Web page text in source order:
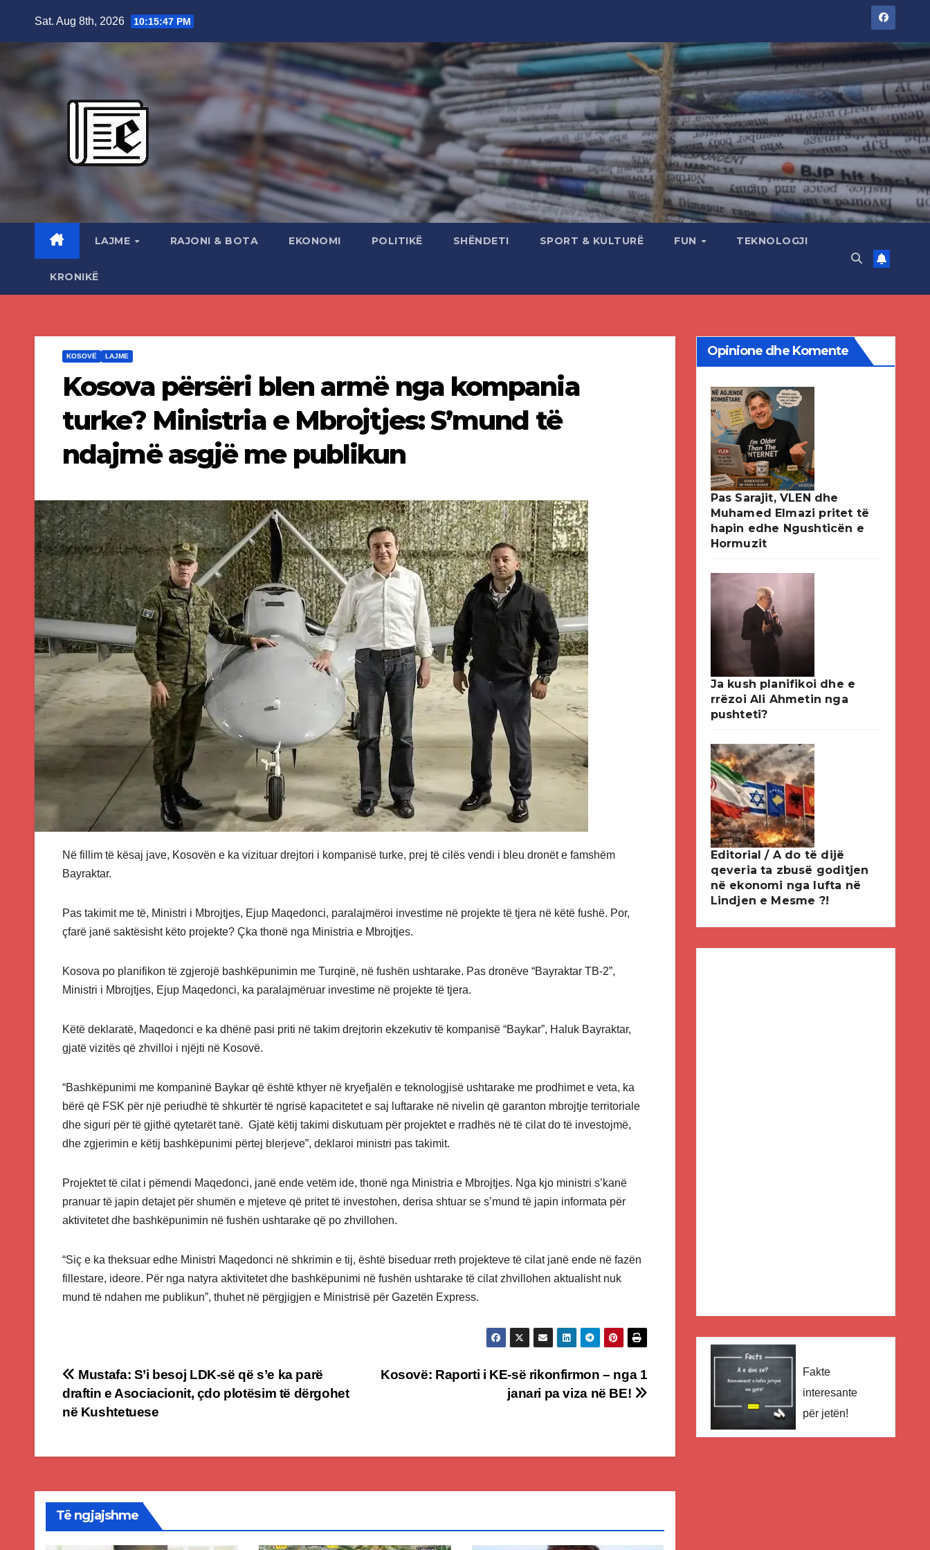
Sat. Aug 8th, 2026 10:15:48 PM
LAJME RAJONI & BOTA EKONOMI POLITIKË SHËNDETI SPORT & KULTURË FUN TEKNOLOGJI
KRONIKË
KOSOVË LAJME
Kosova përsëri blen armë nga kompania
turke? Ministria e Mbrojtjes: S’mund të
ndajmë asgjë me publikun
Në fillim të kësaj jave, Kosovën e ka vizituar drejtori i kompanisë turke, prej të cilës vendi i bleu dronët e famshëm
Bayraktar.
Pas takimit me të, Ministri i Mbrojtjes, Ejup Maqedonci, paralajmëroi investime në projekte të tjera në këtë fushë. Por,
çfarë janë saktësisht këto projekte? Çka thonë nga Ministria e Mbrojtjes.
Kosova po planifikon të zgjerojë bashkëpunimin me Turqinë, në fushën ushtarake. Pas dronëve “Bayraktar TB-2”,
Ministri i Mbrojtjes, Ejup Maqedonci, ka paralajmëruar investime në projekte të tjera.
Këtë deklaratë, Maqedonci e ka dhënë pasi priti në takim drejtorin ekzekutiv të kompanisë “Baykar”, Haluk Bayraktar,
gjatë vizitës që zhvilloi i njëjti në Kosovë.
“Bashkëpunimi me kompaninë Baykar që është kthyer në kryefjalën e teknologjisë ushtarake me prodhimet e veta, ka
bërë që FSK për një periudhë të shkurtër të ngrisë kapacitetet e saj luftarake në nivelin që garanton mbrojtje territoriale
dhe siguri për të gjithë qytetarët tanë. Gjatë këtij takimi diskutuam për projektet e rradhës në të cilat do të investojmë,
dhe zgjerimin e këtij bashkëpunimi përtej blerjeve”, deklaroi ministri pas takimit.
Projektet të cilat i pëmendi Maqedonci, janë ende vetëm ide, thonë nga Ministria e Mbrojtjes. Nga kjo ministri s’kanë
pranuar të japin detajet për shumën e mjeteve që pritet të investohen, derisa shtuar se s’mund të japin informata për
aktivitetet dhe bashkëpunimin në fushën ushtarake që po zhvillohen.
“Siç e ka theksuar edhe Ministri Maqedonci në shkrimin e tij, është biseduar rreth projekteve të cilat janë ende në fazën
fillestare, ideore. Për nga natyra aktivitetet dhe bashkëpunimi në fushën ushtarake të cilat zhvillohen aktualisht nuk
mund të ndahen me publikun”, thuhet në përgjigjen e Ministrisë për Gazetën Express.
Post
navigation
Kosovë: Raporti i KE-së rikonfirmon – nga 1
janari pa viza në BE!
Mustafa: S’i besoj LDK-së që s’e ka parë
draftin e Asociacionit, çdo plotësim të dërgohet
në Kushtetuese
Të ngjajshme
Opinione dhe Komente
Pas Sarajit, VLEN dhe
Muhamed Elmazi pritet të
hapin edhe Ngushticën e
Hormuzit
Ja kush planifikoi dhe e
rrëzoi Ali Ahmetin nga
pushteti?
Editorial / A do të dijë
qeveria ta zbusë goditjen
në ekonomi nga lufta në
Lindjen e Mesme ?!
Fakte
interesante
për jetën!